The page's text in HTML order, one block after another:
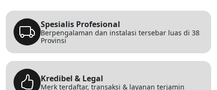
Spesialis Profesional
Berpengalaman dan instalasi tersebar luas di 38
Provinsi
Kredibel & Legal
Merk terdaftar, transaksi & layanan terjamin